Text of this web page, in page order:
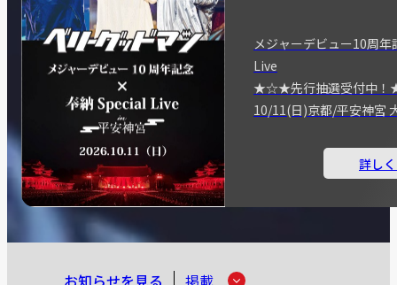
メジャーデビュー10周
Live
★☆★先行抽選受付中
10/11(日)京都/平安神宮
詳し
お知らせを見る 掲載